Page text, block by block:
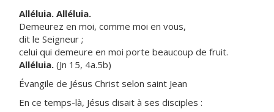
Alléluia. Alléluia.
Demeurez en moi, comme moi en vous,
dit le Seigneur ;
celui qui demeure en moi porte beaucoup de fruit.
Alléluia. (Jn 15, 4a.5b)
Évangile de Jésus Christ selon saint Jean
En ce temps-là, Jésus disait à ses disciples :